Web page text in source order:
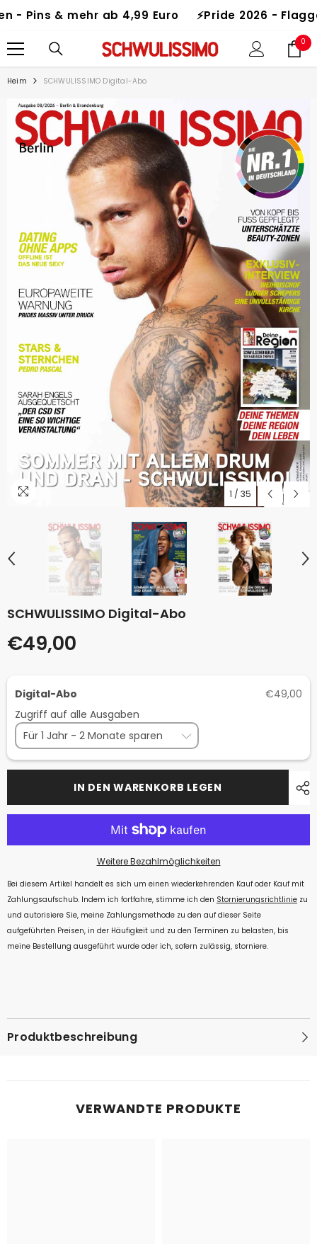
ZUM INHALT SPRINGEN
& mehr ab 4,99 Euro ⚡️Pride 2026 - Flaggen
0 0
Heim SCHWULISSIMO Digital-Abo
1 / 35
SCHWULISSIMO Digital-Abo
€49,00
Digital-Abo
€49,00
Zugriff auf alle Ausgaben
IN DEN WARENKORB LEGEN
Weitere Bezahlmöglichkeiten
Bei diesem Artikel handelt es sich um einen wiederkehrenden Kauf oder Kauf mit
Zahlungsaufschub. Indem ich fortfahre, stimme ich den Stornierungsrichtlinie zu
und autorisiere Sie, meine Zahlungsmethode zu den auf dieser Seite
aufgeführten Preisen, in der Häufigkeit und zu den Terminen zu belasten, bis
meine Bestellung ausgeführt wurde oder ich, sofern zulässig, storniere.
Produktbeschreibung
VERWANDTE PRODUKTE